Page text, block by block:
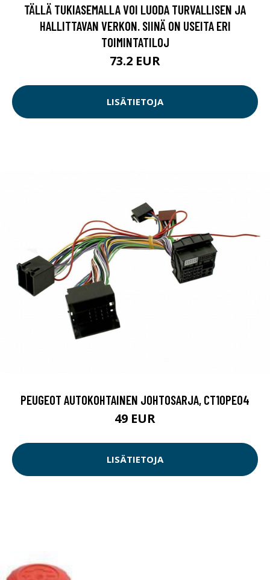
TÄLLÄ TUKIASEMALLA VOI LUODA TURVALLISEN JA
HALLITTAVAN VERKON. SIINÄ ON USEITA ERI
TOIMINTATILOJ
73.2 EUR
LISÄTIETOJA
PEUGEOT AUTOKOHTAINEN JOHTOSARJA, CT10PE04
49 EUR
LISÄTIETOJA